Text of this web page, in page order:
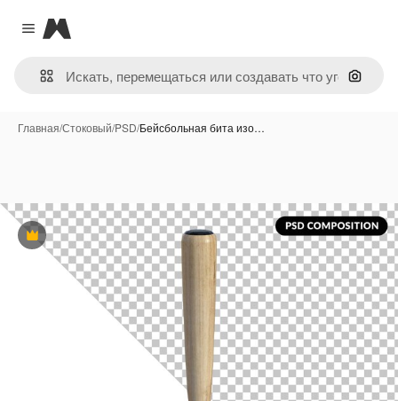
Close menu
Magnific
Поиск
Главная/Стоковый/PSD/Бейсбольная бита изо…
Премиум